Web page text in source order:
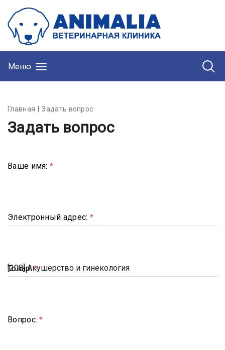
Меню
Главная Задать вопрос
Задать вопрос
Ваше имя: *
Электронный адрес: *
Товар:*
Вопрос:*